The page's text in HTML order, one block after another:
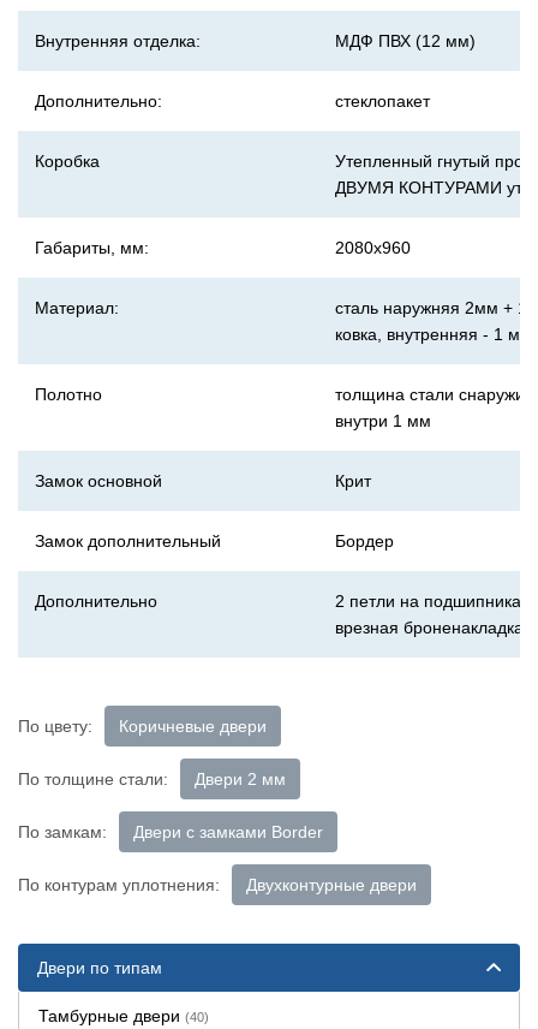
Внутренняя отделка: МДФ ПВХ (12 мм)
Дополнительно: стеклопакет
Коробка
Утепленный гнутый
ДВУМЯ КОНТУРАМИ
Габариты, мм: 2080х960
Материал:
сталь наружняя 2мм +
ковка, внутренняя - 1 мм
Полотно
толщина стали снаружи
внутри 1 мм
Замок основной Крит
Замок дополнительный Бордер
Дополнительно
2 петли на подшипниках,
врезная броненакладка
По цвету: Коричневые двери
По толщине стали: Двери 2 мм
По замкам: Двери с замками Border
По контурам уплотнения: Двухконтурные двери
Двери по типам
Тамбурные двери (40)